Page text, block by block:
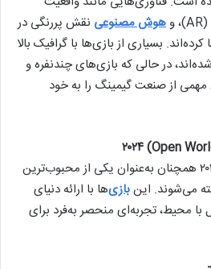
هوش مصنوعی نقش پررنگی در
بسیاری از بازی‌ها با گرافیک بالا
در حالی که بازی‌های چندنفره و
از صنعت گیمینگ را به خود
بازی‌های جهان باز در سال ۲۰۲۴ همچنان به‌عنوان یکی از محبوب‌ترین
می‌شوند. اینبازی‌ها با ارائه دنیای
با محیط، تجربه‌ای منحصر به‌فرد برای